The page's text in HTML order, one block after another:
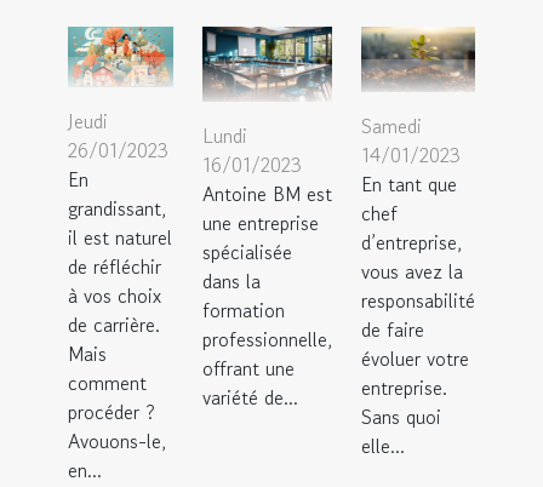
Jeudi
26/01/2023
En
grandissant,
il est naturel
de réfléchir
à vos choix
de carrière.
Mais
comment
procéder ?
Avouons-le,
en...
Lundi
16/01/2023
Antoine BM est
une entreprise
spécialisée
dans la
formation
professionnelle,
offrant une
variété de...
Samedi
14/01/2023
En tant que
chef
d’entreprise,
vous avez la
responsabilité
de faire
évoluer votre
entreprise.
Sans quoi
elle...